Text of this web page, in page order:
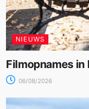
NIEUWS
Filmopnames in
06/08/2026